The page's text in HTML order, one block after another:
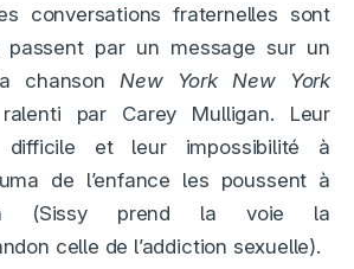
conversations fraternelles sont
passent par un message sur un
chanson New York New York
par Carey Mulligan. Leur
difficile et leur impossibilité à
de l’enfance les poussent à
(Sissy prend la voie la
celle de l’addiction sexuelle).